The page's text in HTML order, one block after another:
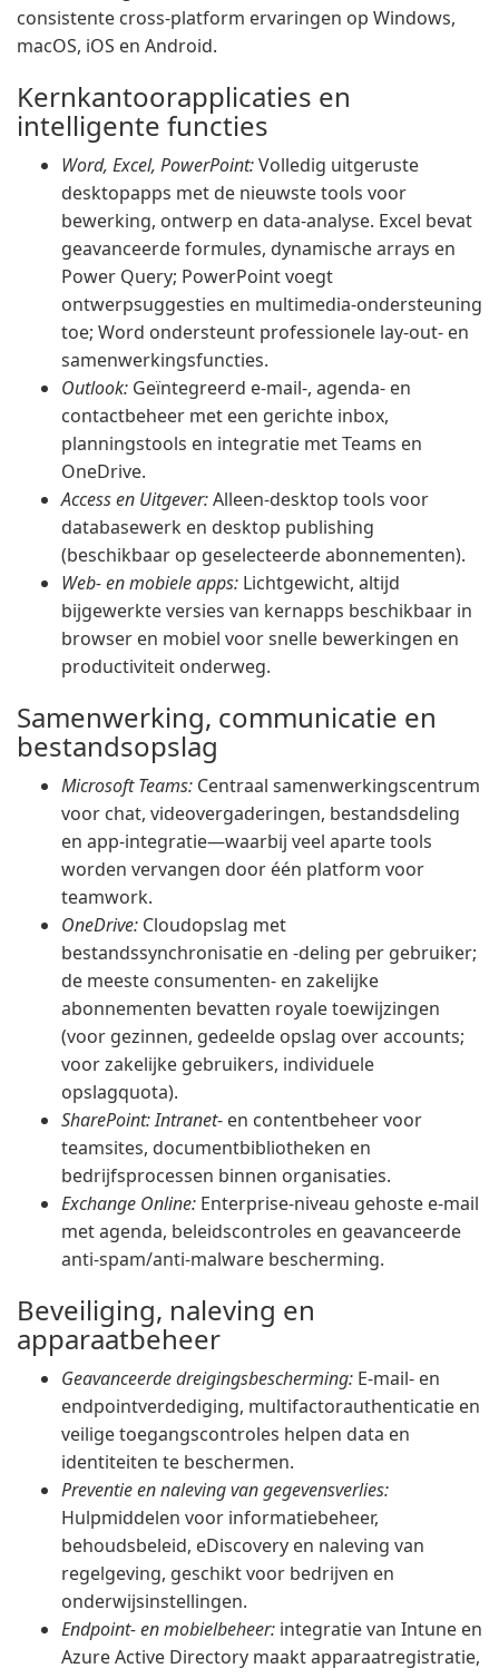
consistente cross-platform ervaringen op Windows,
macOS, iOS en Android.
Kernkantoorapplicaties en
intelligente functies
Word, Excel, PowerPoint:Volledig uitgeruste
desktopapps met de nieuwste tools voor
bewerking, ontwerp en data-analyse. Excel bevat
geavanceerde formules, dynamische arrays en
Power Query; PowerPoint voegt
ontwerpsuggesties en multimedia-ondersteuning
toe; Word ondersteunt professionele lay-out- en
samenwerkingsfuncties.
Outlook: Geïntegreerd e-mail-, agenda- en
contactbeheer met een gerichte inbox,
planningstools en integratie met Teams en
OneDrive.
Access en Uitgever:Alleen-desktop tools voor
databasewerk en desktop publishing
(beschikbaar op geselecteerde abonnementen).
Web- en mobiele apps: Lichtgewicht, altijd
bijgewerkte versies van kernapps beschikbaar in
browser en mobiel voor snelle bewerkingen en
productiviteit onderweg.
Samenwerking, communicatie en
bestandsopslag
Microsoft Teams: Centraal samenwerkingscentrum
voor chat, videovergaderingen, bestandsdeling
en app-integratie—waarbij veel aparte tools
worden vervangen door één platform voor
teamwork.
OneDrive: Cloudopslag met
bestandssynchronisatie en -deling per gebruiker;
de meeste consumenten- en zakelijke
abonnementen bevatten royale toewijzingen
(voor gezinnen, gedeelde opslag over accounts;
voor zakelijke gebruikers, individuele
opslagquota).
SharePoint: Intranet- en contentbeheer voor
teamsites, documentbibliotheken en
bedrijfsprocessen binnen organisaties.
Exchange Online: Enterprise-niveau gehoste e-mail
met agenda, beleidscontroles en geavanceerde
anti-spam/anti-malware bescherming.
Beveiliging, naleving en
apparaatbeheer
Geavanceerde dreigingsbescherming: E-mail- en
endpointverdediging, multifactorauthenticatie en
veilige toegangscontroles helpen data en
identiteiten te beschermen.
Preventie en naleving van gegevensverlies:
Hulpmiddelen voor informatiebeheer,
behoudsbeleid, eDiscovery en naleving van
regelgeving, geschikt voor bedrijven en
onderwijsinstellingen.
Endpoint- en mobielbeheer: integratie van Intune en
Azure Active Directory maakt apparaatregistratie,